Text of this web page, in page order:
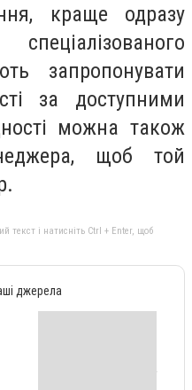
краще одразу
запропонувати
за доступними
можна також
щоб той
текст і натисніть Ctrl + Enter, щоб
джерела